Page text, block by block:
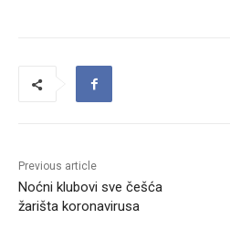
Previous article
Noćni klubovi sve češća
žarišta koronavirusa